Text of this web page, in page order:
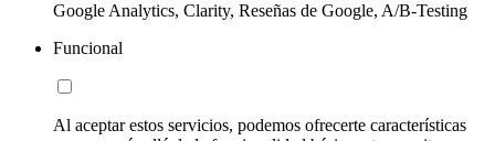
Google Analytics, Clarity, Reseñas de Google, A/B-Testing
Funcional
Al aceptar estos servicios, podemos ofrecerte características